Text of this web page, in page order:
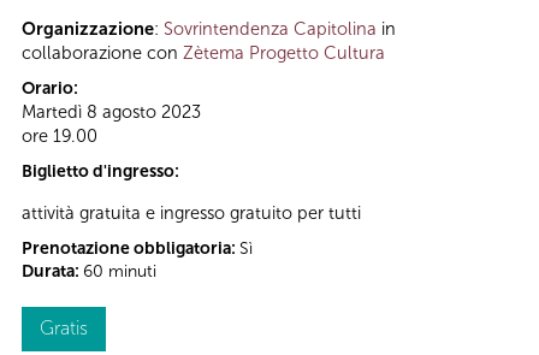
Organizzazione: Sovrintendenza Capitolina in
collaborazione con Zètema Progetto Cultura
Orario:
Martedì 8 agosto 2023
ore 19.00
Biglietto d'ingresso:
attività gratuita e ingresso gratuito per tutti
Prenotazione obbligatoria: Sì
Durata: 60 minuti
Gratis